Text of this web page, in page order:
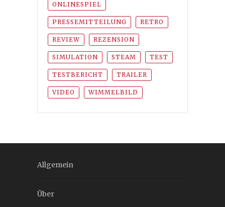
ONLINESPIEL
PRESSEMITTEILUNG RETRO
REVIEW REZENSION
SIMULATION STEAM TEST
TESTBERICHT TRAILER
VIDEO WIMMELBILD
Allgemein
Über